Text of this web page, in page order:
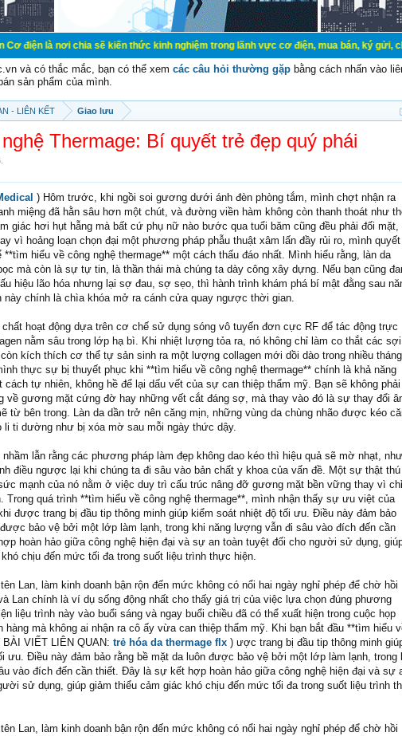
chia sẽ kiến thức kinh nghiệm trong lãnh vực cơ điện, mua bán, ký gửi, cho thuê
và có thắc mắc, bạn có thể xem các câu hỏi thường gặp bằng cách nhấn vào
sản phẩm của mình.
- LIÊN KẾT Giao lưu
Thermage: Bí quyết trẻ đẹp quý phái
) Hôm trước, khi ngồi soi gương dưới ánh đèn phòng tắm, mình chợt nhận ra
miệng đã hằn sâu hơn một chút, và đường viền hàm không còn thanh thoát như
giác hơi hụt hẫng mà bất cứ phụ nữ nào bước qua tuổi băm cũng đều phải đối mặt,
vì hoảng loạn chọn đại một phương pháp phẫu thuật xâm lấn đầy rủi ro, mình quyết
**tìm hiểu về công nghệ thermage** một cách thấu đáo nhất. Mình hiểu rằng, làn da
mà còn là sự tự tin, là thần thái mà chúng ta dày công xây dựng. Nếu bạn cũng
hiệu lão hóa nhưng lại sợ đau, sợ sẹo, thì hành trình khám phá bí mật đằng sau
này chính là chìa khóa mở ra cánh cửa quay ngược thời gian.
hoạt động dựa trên cơ chế sử dụng sóng vô tuyến đơn cực RF để tác động trực
nằm sâu trong lớp hạ bì. Khi nhiệt lượng tỏa ra, nó không chỉ làm co thắt các sợi
kích thích cơ thể tự sản sinh ra một lượng collagen mới dồi dào trong nhiều tháng
thực sự bị thuyết phục khi **tìm hiểu về công nghệ thermage** chính là khả năng
cách tự nhiên, không hề để lại dấu vết của sự can thiệp thẩm mỹ. Bạn sẽ không
về gương mặt cứng đờ hay những vết cắt đáng sợ, mà thay vào đó là sự thay đổi
từ bên trong. Làn da dần trở nên căng mịn, những vùng da chùng nhão được kéo
li ti dường như bị xóa mờ sau mỗi ngày thức dậy.
lẫn rằng các phương pháp làm đẹp không dao kéo thì hiệu quả sẽ mờ nhạt,
điều ngược lại khi chúng ta đi sâu vào bản chất y khoa của vấn đề. Một sự thật thú
mạnh của nó nằm ở việc duy trì cấu trúc nâng đỡ gương mặt bền vững thay vì chỉ
Trong quá trình **tìm hiểu về công nghệ thermage**, mình nhận thấy sự ưu việt của
được trang bị đầu tip thông minh giúp kiểm soát nhiệt độ tối ưu. Điều này đảm bảo
bảo vệ bởi một lớp làm lạnh, trong khi năng lượng vẫn đi sâu vào đích đến cần
hoàn hảo giữa công nghệ hiện đại và sự an toàn tuyệt đối cho người sử dụng,
chịu đến mức tối đa trong suốt liệu trình thực hiện.
Lan, làm kinh doanh bận rộn đến mức không có nổi hai ngày nghỉ phép để chờ hồi
Lan chính là ví dụ sống động nhất cho thấy giá trị của việc lựa chọn đúng phương
liệu trình này vào buổi sáng và ngay buổi chiều đã có thể xuất hiện trong cuộc họp
hàng mà không ai nhận ra cô ấy vừa can thiệp thẩm mỹ. Khi bạn bắt đầu **tìm hiểu
BÀI VIẾT LIÊN QUAN: trẻ hóa da thermage flx ) ược trang bị đầu tip thông minh
ưu. Điều này đảm bảo rằng bề mặt da luôn được bảo vệ bởi một lớp làm lạnh, trong
vào đích đến cần thiết. Đây là sự kết hợp hoàn hảo giữa công nghệ hiện đại và sự
sử dụng, giúp giảm thiểu cảm giác khó chịu đến mức tối đa trong suốt liệu trình
Lan, làm kinh doanh bận rộn đến mức không có nổi hai ngày nghỉ phép để chờ hồi